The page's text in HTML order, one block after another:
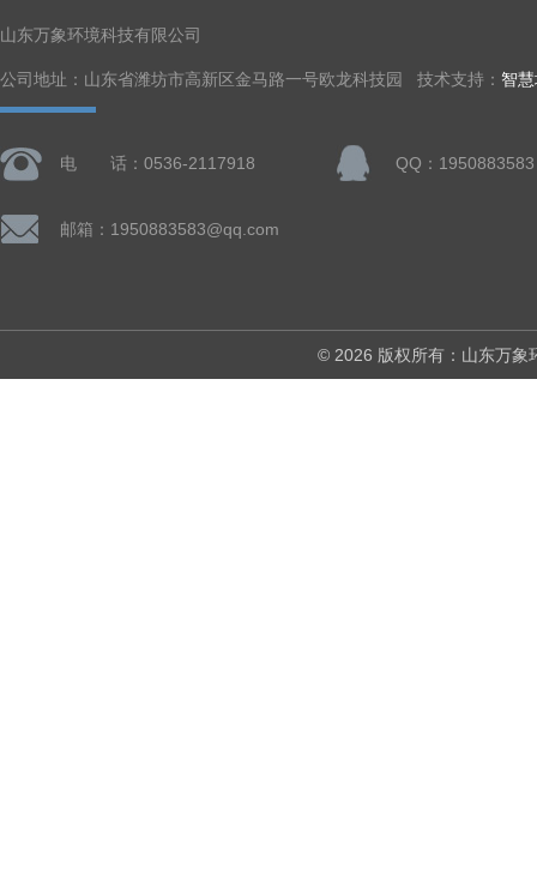
山东万象环境科技有限公司
公司地址：山东省潍坊市高新区金马路一号欧龙科技园 技术支持： 智
电 话：0536-2117918 QQ：1950883583
邮箱：1950883583@qq.com
© 2026 版权所有：山东万